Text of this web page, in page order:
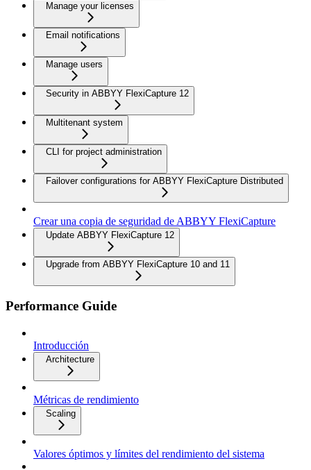
Manage your licenses
Email notifications
Manage users
Security in ABBYY FlexiCapture 12
Multitenant system
CLI for project administration
Failover configurations for ABBYY FlexiCapture Distributed
Crear una copia de seguridad de ABBYY FlexiCapture
Update ABBYY FlexiCapture 12
Upgrade from ABBYY FlexiCapture 10 and 11
Performance Guide
Introducción
Architecture
Métricas de rendimiento
Scaling
Valores óptimos y límites del rendimiento del sistema